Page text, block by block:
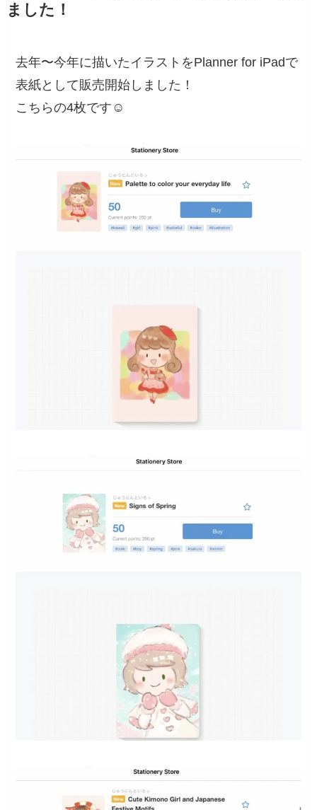
ました！
去年〜今年に描いたイラストをPlanner for iPadで
表紙として販売開始しました！
こちらの4枚です☺️